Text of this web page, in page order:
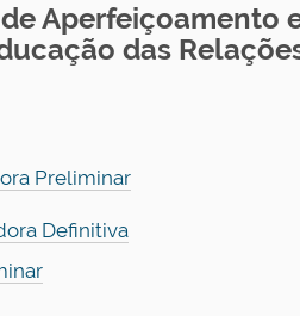
Aperfeiçoamento
das
Preliminar
Definitiva